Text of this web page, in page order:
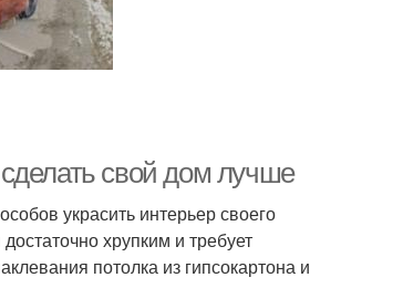
сделать свой дом лучше
украсить интерьер своего
хрупким и требует
потолка из гипсокартона и